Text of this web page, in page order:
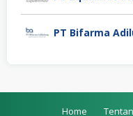
PT Bifarma
Home